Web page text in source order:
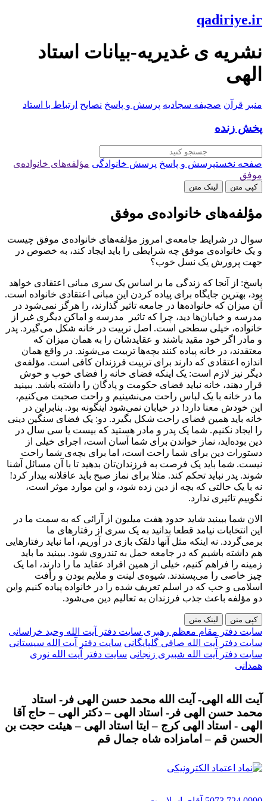
qadiriye.ir
نشریه ی غدیریه-بیانات استاد
الهی
منبر قرآن صحیفه سجادیه پرسش و پاسخ نصایح ارتباط با استاد
پخش زنده
صفحه نخستپرسش و پاسخ پرسش خانوادگی مؤلفه‌های خانواده‌ی
موفق
کپی متن لینک متن
مؤلفه‌های خانواده‌ی موفق
سوال در شرایط جامعه‌ی امروز مؤلفه‌های خانواده‌ی موفق چیست
و یک خانواده‌ی موفق چه شرایطی را باید ایجاد کند، به خصوص در
جهت پرورش یک نسل خوب؟
پاسخ: از آنجا که زندگی ما بر اساس یک سری مبانی اعتقادی خواهد
بود، بهترین جایگاه برای پیاده کردن این مبانی اعتقادی خانواده است.
آن میزان که خانواده‌ها در جامعه تاثیر گذارند، را هرگز نمی‌شود در
مدرسه و خیابان‌ها دید، چرا که تاثیر مدرسه و اماکن دیگری غیر از
خانواده، خیلی سطحی است. اصل تربیت در خانه شکل می‌گیرد. پدر
و مادر اگر خود مقید باشند و عقایدشان را به همان میزان که
معتقدند، در خانه پیاده کنند بچه‌ها تربیت می‌شوند. در واقع همان
اندازه اعتقادی که دارند برای تربیت فرزندان کافی است. مؤلفه‌ی
دیگر نیز لازم است: یک اینکه فضای خانه را فضای خوب و خوش
قرار دهند، خانه نباید فضای حکومت و پادگان را داشته باشد. ببینید
ما در خانه با یک لباس راحت می‌نشینیم و راحت صحبت می‌کنیم،
این خودش معنا دارد! در خیابان نمی‌شود اینگونه بود. بنابراین در
خانه باید همین فضای راحت شکل بگیرد. دو: یک فضای سنگین دینی
را ایجاد نکنیم. شما یک پدر و مادر هستید که بیست یا سی سال در
دین بوده‌اید، نماز خواندن برای شما آسان است، اجرای خیلی از
دستورات دین برای شما راحت است، اما برای بچه‌ی شما راحت
نیست. شما باید یک فرصت به فرزندان‌تان بدهید تا با آن مسائل آشنا
شوند. پدر نباید تحکم کند. مثلا برای نماز صبح باید عاقلانه بیدار کرد!
نه با یک حالتی که بچه از دین زده شود، و این موارد موثر است،
نگوییم تاثیری ندارد.
الان شما ببینید شاید حدود هفت میلیون از آرائی که به سمت ما در
این انتخابات نیامد قطعا بدانید به یک سری از رفتارهای ما
برمی‌گردد. نه اینکه مثل آنها دلقک بازی در آوریم، اما نباید رفتارهایی
هم داشته باشیم که در جامعه حمل به تندروی شود. ببینید ما باید
زمینه را فراهم کنیم، خیلی از همین افراد عقاید ما را دارند، اما یک
چیز خاصی را می‌پسندند. شیوه‌ی لینت و ملایم بودن و رأفت
اسلامی و حب که در اسلم تعریف شده را در خانواده پیاده کنیم واین
دو مؤلفه باعث جذب فرزندان به تعالیم دین می‌شود.
کپی متن لینک متن
سایت دفتر مقام معظم رهبری سایت دفتر آیت الله وحید خراسانی
سایت دفتر آیت الله صافی گلپایگانی سایت دفتر آیت الله سیستانی
سایت دفتر آیت الله شبیری زنجانی سایت دفتر آیت الله نوری
همدانی
آیت الله الهی- آیت الله محمد حسن الهی فر- استاد
محمد حسن الهی فر- استاد الهی – دکتر الهی – حاج آقا
الهی - استاد الهی کرج – ایتا استاد الهی – هیئت حجت بن
الحسن قم – امامزاده شاه جمال قم